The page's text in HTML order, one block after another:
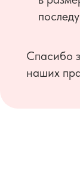
Спасибо
наших